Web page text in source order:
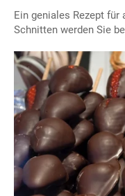
Ein geniales Rezept
Schnitten werden Sie